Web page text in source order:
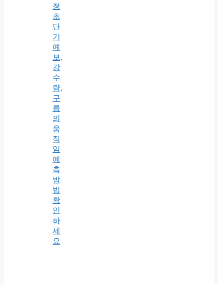
청
초
단
기
예
보,
강
수
량,
구
름
의
움
직
임
예
측
방
법
확
인
하
세
요